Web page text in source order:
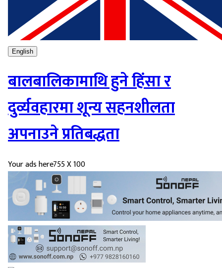
English
बालबालिकामाथि हुने हिंसा र
दुर्व्यवहारमा शून्य सहनशीलता
अपनाउने प्रतिबद्धता
Your ads here755 X 100